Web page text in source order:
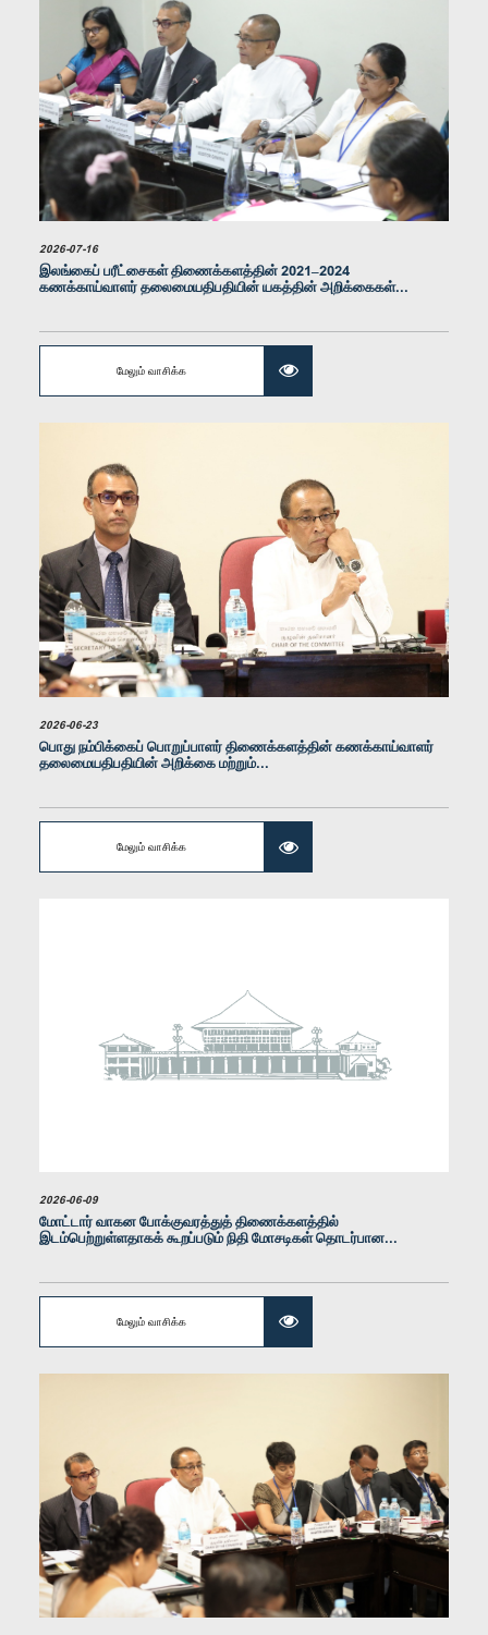
கௌரவ எண்டன் ஜயகொடி, பா.உ.
உறுப்பினர்
உறுப்பினர்
கௌரவ ருவன்திலக்க ஜயகொடி, பா.உ.
உறுப்பினர்
கௌரவ மஞ்ஜுள சுரவீர ஆரச்சி, பா.உ.
உறுப்பினர்
2026-07-16
இலங்கைப் பரீட்சைகள் திணைக்களத்தின் 2021–2024
கணக்காய்வாளர் தலைமையதிபதியின் யகத்தின் அறிக்கைகள்...
மேலும் வாசிக்க
2026-06-23
பொது நம்பிக்கைப் பொறுப்பாளர் திணைக்களத்தின் கணக்காய்வாளர்
தலைமையதிபதியின் அறிக்கை மற்றும்...
மேலும் வாசிக்க
2026-06-09
மோட்டார் வாகன போக்குவரத்துத் திணைக்களத்தில்
இடம்பெற்றுள்ளதாகக் கூறப்படும் நிதி மோசடிகள் தொடர்பான...
மேலும் வாசிக்க